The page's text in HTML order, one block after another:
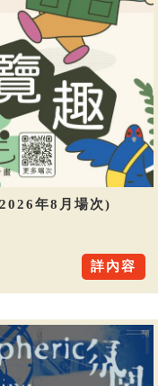
年8月場次)
詳內容